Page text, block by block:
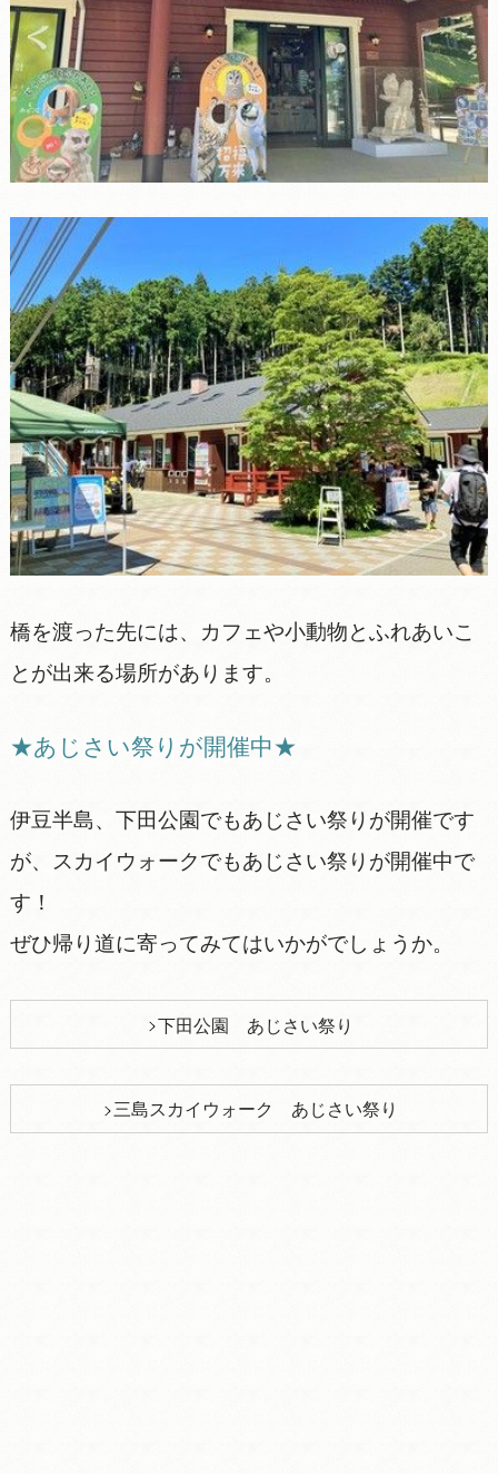
橋を渡った先には、カフェや小動物とふれあいこ
とが出来る場所があります。
★あじさい祭りが開催中★
伊豆半島、下田公園でもあじさい祭りが開催です
が、スカイウォークでもあじさい祭りが開催中で
す！
ぜひ帰り道に寄ってみてはいかがでしょうか。
下田公園 あじさい祭り
三島スカイウォーク あじさい祭り